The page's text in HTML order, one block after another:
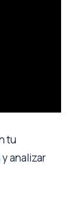
tu
y analizar